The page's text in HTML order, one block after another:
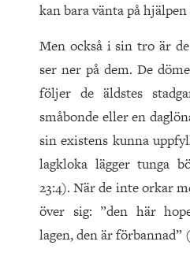
kan bara vänta på
Men också i sin tro är
ser ner på dem. De
följer de äldstes
småbonde eller en
sin existens kunna
lagkloka lägger tunga
23:4). När de inte orkar
över sig: ”den här
lagen, den är förbannad”